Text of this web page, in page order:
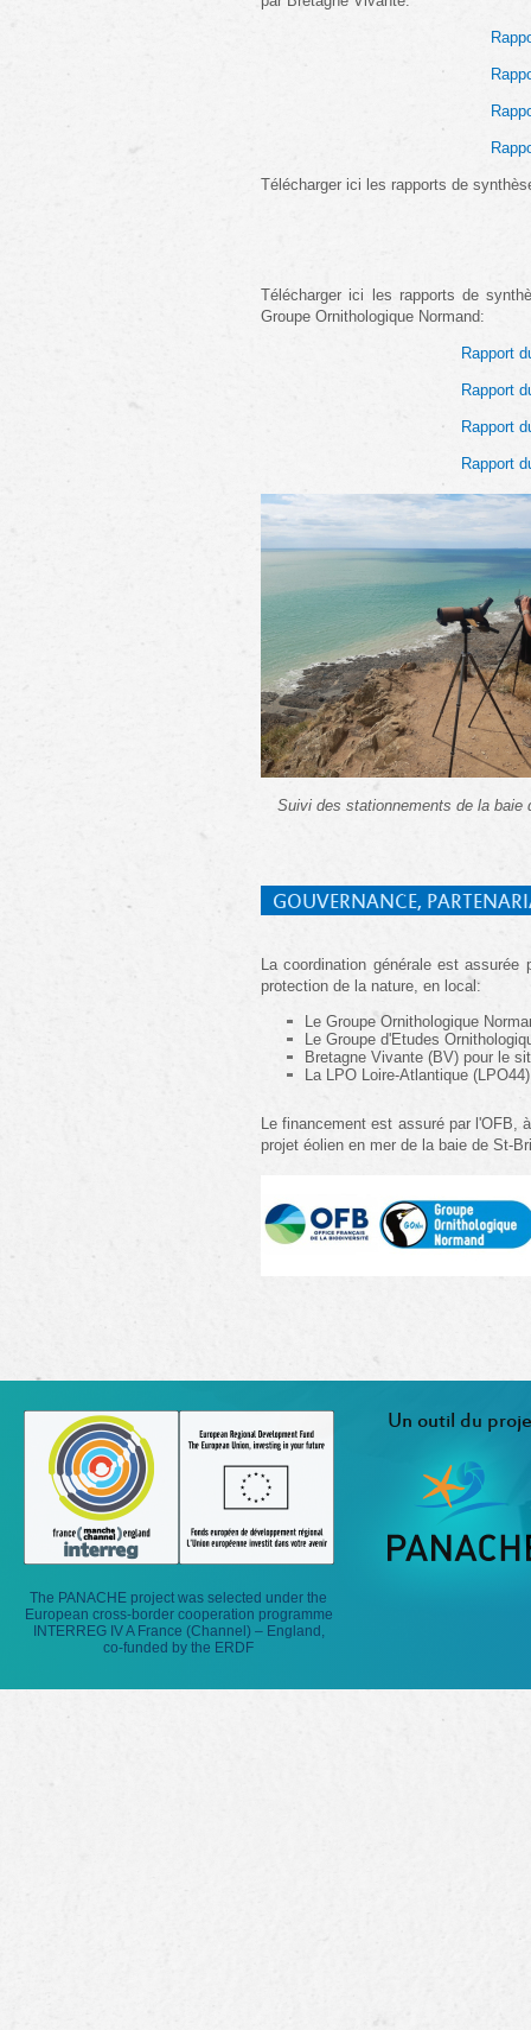
Télécharger ici les rapports de
Télécharger ici les rapports de
Groupe Ornithologique Normand:
Rapport
Rapport
Rapport
Rapport
Suivi des stationnements de la
GOUVERNANCE,
La coordination générale est
protection de la nature, en local:
Le Groupe Ornithologique
Le Groupe d'Etudes
Bretagne Vivante (BV) pour le
La LPO Loire-Atlantique (LPO44)
Le financement est assuré par l'OFB,
projet éolien en mer de la baie de St-
The PANACHE project was selected under the
European cross-border cooperation programme
INTERREG IV A France (Channel) – England,
co-funded by the ERDF
Un outil du